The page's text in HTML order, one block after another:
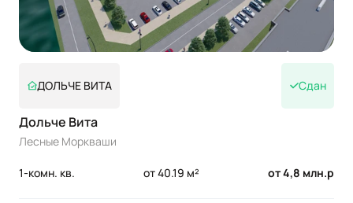
ДОЛЬЧЕ ВИТА Сдан
Дольче Вита
Лесные Моркваши
1-комн. кв. от 40.19 м² от 4,8 млн.р